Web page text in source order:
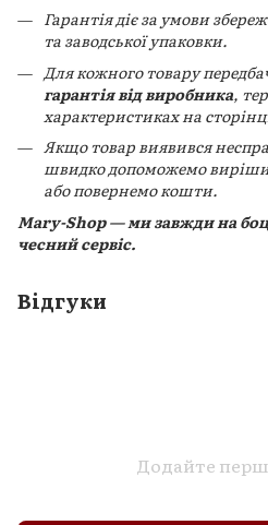
Гарантія діє за умови
та заводської упаковки.
Для кожного товару
гарантія від виробника,
характеристиках на
Якщо товар виявився
швидко допоможемо
або повернемо кошти.
Mary-Shop — ми завжди на
чесний сервіс.
Відгуки
Додайте